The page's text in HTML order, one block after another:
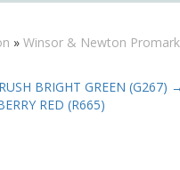
» Winsor & Newton
BRIGHT GREEN (G267) →
RED (R665)